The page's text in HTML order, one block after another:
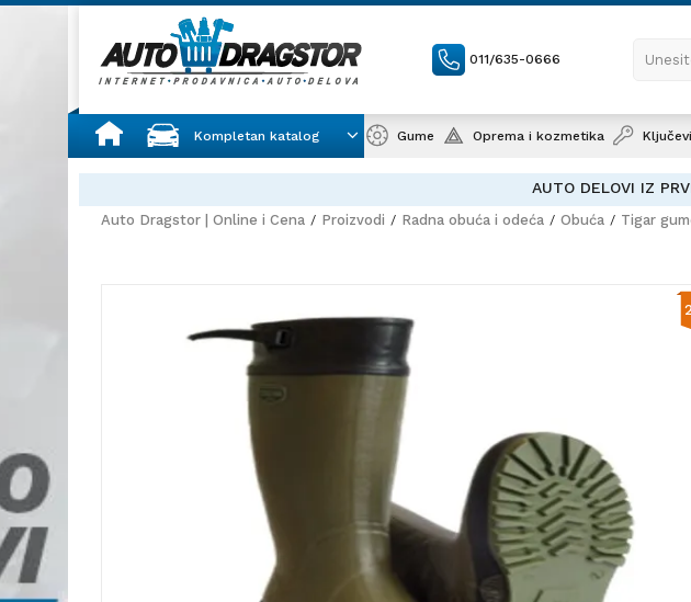
011/635-0666
Kompletan katalog Gume Oprema i kozmetika Ključevi
AUTO DELOVI IZ
Auto Dragstor | Online i Cena Proizvodi Radna obuća i odeća Obuća Tigar